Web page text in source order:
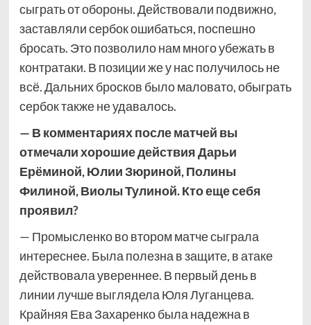
сыграть от обороны. Действовали подвижно,
заставляли сербок ошибаться, поспешно
бросать. Это позволило нам много убежать в
контратаки. В позиции же у нас получилось не
всё. Дальних бросков было маловато, обыграть
сербок также не удавалось.
— В комментарияхпосле матчей вы
отмечали хорошие действия Дарьи
Ерёминой, Юлии Зюриной, Полины
Филиной, Виолы Тулиной. Кто еще себя
проявил?
— Промысленко во втором матче сыграла
интереснее. Была полезна в защите, в атаке
действовала увереннее. В первый день в
линии лучше выглядела Юля Луганцева.
Крайняя Ева Захаренко была надежна в